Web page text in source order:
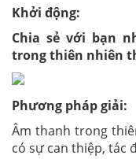
Khởi động:
Chia sẻ với bạn
trong thiên nhiên
Phương pháp giải:
Âm thanh trong
có sự can thiệp, tác